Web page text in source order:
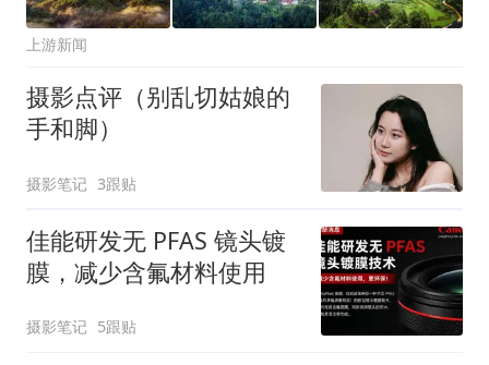
上游新闻
摄影点评（别乱切姑娘的
手和脚）
摄影笔记 3跟贴
佳能研发无 PFAS 镜头镀
膜，减少含氟材料使用
摄影笔记 5跟贴